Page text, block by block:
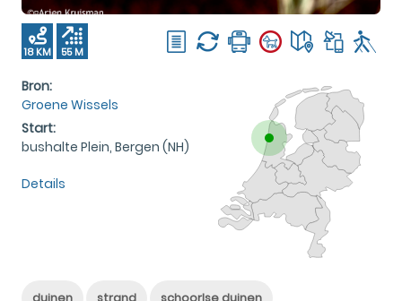
18 KM 55 M
Bron:
Groene Wissels
Start:
bushalte Plein, Bergen (NH)
Details
duinen strand schoorlse duinen